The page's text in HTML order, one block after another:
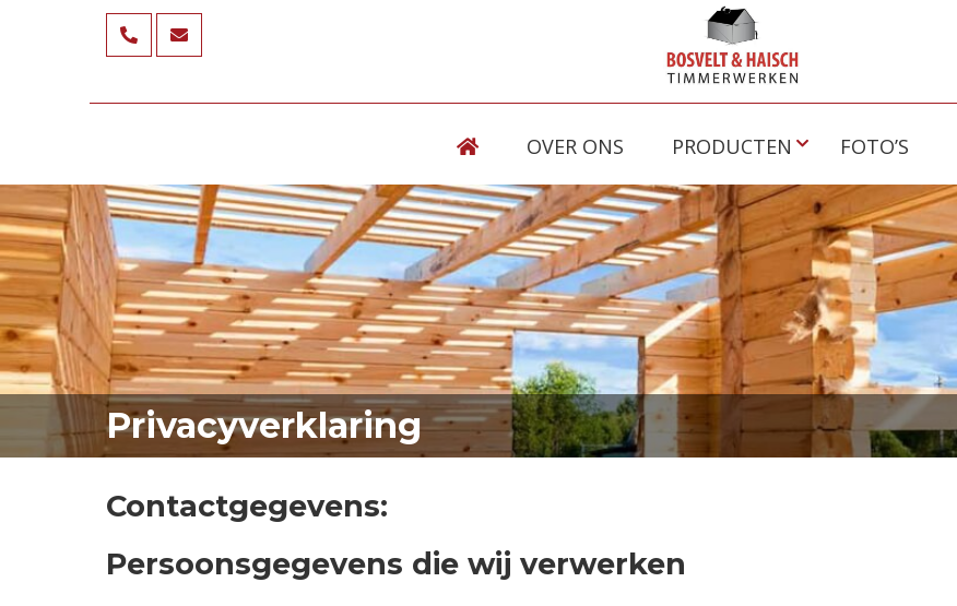
OVER ONS PRODUCTEN FOTO’S
Privacyverklaring
Contactgegevens:
Persoonsgegevens die wij verwerken